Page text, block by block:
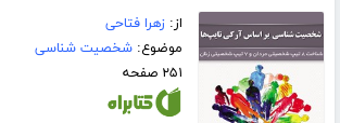
از:زهرا فتاحی
موضوع:شخصیت شناسی
۲۵۱ صفحه